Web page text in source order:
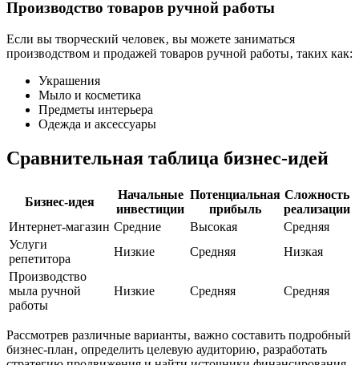
Производство товаров ручной работы
Если вы творческий человек‚ вы можете заниматься
производством и продажей товаров ручной работы‚ таких как:
Украшения
Мыло и косметика
Предметы интерьера
Одежда и аксессуары
Сравнительная таблица бизнес-идей
Бизнес-идея
Начальные
инвестиции
Потенциальная
прибыль
Сложность
реализации
Интернет-магазин Средние Высокая
Средняя
Услуги
репетитора
Низкие Средняя
Низкая
Производство
мыла ручной
работы
Низкие Средняя Средняя
Рассмотрев различные варианты‚ важно составить подробный
бизнес-план‚ определить целевую аудиторию‚ разработать